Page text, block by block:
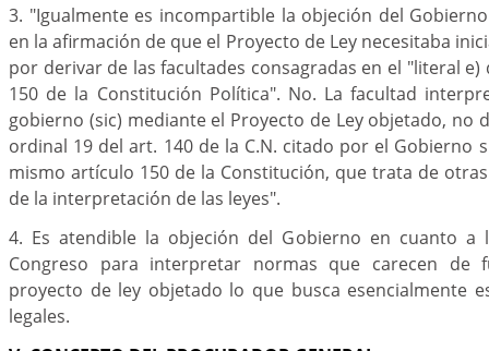
3. "Igualmente es incompartible la objeción del
en la afirmación de que el Proyecto de Ley necesitaba
por derivar de las facultades consagradas en el "literal
150 de la Constitución Política". No. La facultad
gobierno (sic) mediante el Proyecto de Ley objetado, no
ordinal 19 del art. 140 de la C.N. citado por el Gobierno
mismo artículo 150 de la Constitución, que trata de
de la interpretación de las leyes".
4. Es atendible la objeción del Gobierno en cuanto a
Congreso para interpretar normas que carecen de
proyecto de ley objetado lo que busca esencialmente
legales.